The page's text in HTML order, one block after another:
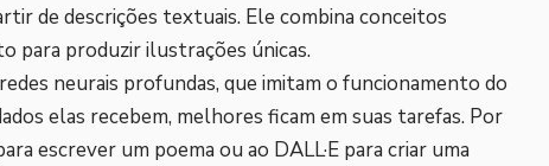
de descrições textuais. Ele combina conceitos
para produzir ilustrações únicas.
neurais profundas, que imitam o funcionamento do
elas recebem, melhores ficam em suas tarefas. Por
escrever um poema ou ao DALL·E para criar uma